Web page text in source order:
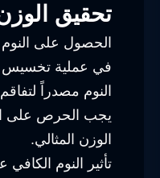
تحقيق
الحصول على النوم
في عملية تخسيس
النوم مصدراً
يجب الحرص على
الوزن المثالي.
تأثير النوم